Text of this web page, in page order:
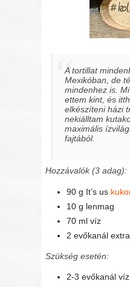
A tortillat
Mexikóban, de
mindenhez is.
ettem kint, és
elkészíteni házi
nekiálltam
maximális
fajtából.
Hozzávalók (3 adag):
90 g It’s us
10 g lenmag
70 ml víz
2 evőkanál
Szükség esetén:
2-3 evőkanál